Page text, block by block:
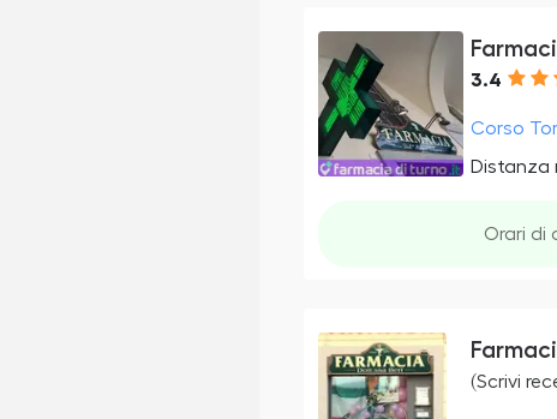
3.4
Corso
Distanza
Orari di
(Scrivi